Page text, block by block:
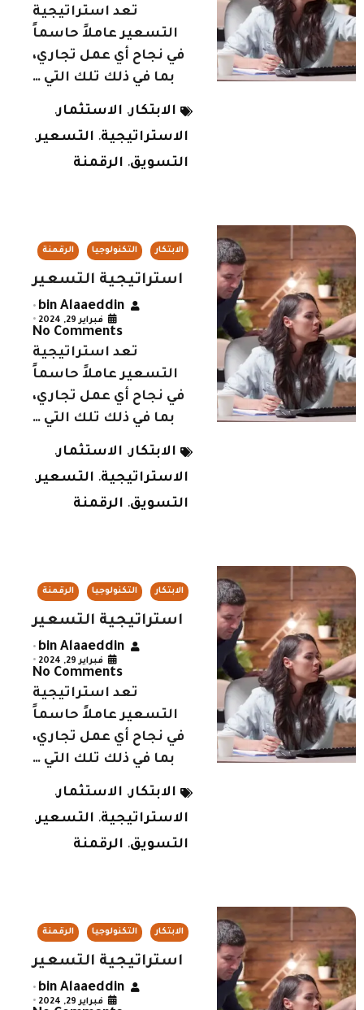
تعد استراتيجية
التسعير عاملاً حاسماً
في نجاح أي عمل تجاري،
بما في ذلك تلك التي …
الابتكار, الاستثمار,
الاستراتيجية, التسعير,
التسويق, الرقمنة
الابتكار التكنولوجيا الرقمنة
استراتيجية التسعير
bin Alaaeddin
•
فبراير 29, 2024
•
No Comments
تعد استراتيجية
التسعير عاملاً حاسماً
في نجاح أي عمل تجاري،
بما في ذلك تلك التي …
الابتكار, الاستثمار,
الاستراتيجية, التسعير,
التسويق, الرقمنة
الابتكار التكنولوجيا الرقمنة
استراتيجية التسعير
bin Alaaeddin
•
فبراير 29, 2024
•
No Comments
تعد استراتيجية
التسعير عاملاً حاسماً
في نجاح أي عمل تجاري،
بما في ذلك تلك التي …
الابتكار, الاستثمار,
الاستراتيجية, التسعير,
التسويق, الرقمنة
الابتكار التكنولوجيا الرقمنة
استراتيجية التسعير
bin Alaaeddin
•
فبراير 29, 2024
•